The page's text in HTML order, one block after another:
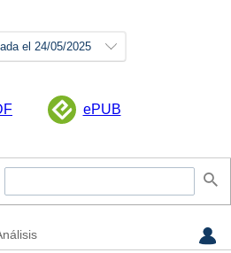
el 24/05/2025
ePUB